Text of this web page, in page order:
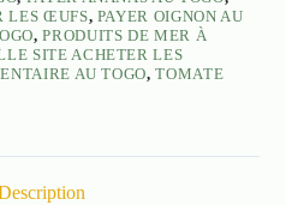
LES ŒUFS, PAYER OIGNON AU
,PRODUITS DE MER À
SITE ACHETER LES
AU TOGO,TOMATE